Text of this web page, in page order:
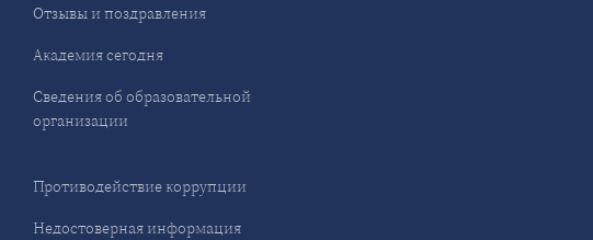
Отзывы и поздравления
Академия сегодня
Сведения об образовательной
организации
Противодействие коррупции
Недостоверная информация